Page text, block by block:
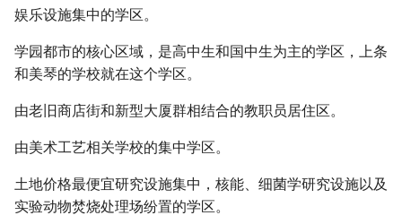
娱乐设施集中的学区。
学园都市的核心区域，是高中生和国中生为主的学区，上条
和美琴的学校就在这个学区。
由老旧商店街和新型大厦群相结合的教职员居住区。
由美术工艺相关学校的集中学区。
土地价格最便宜研究设施集中，核能、细菌学研究设施以及
实验动物焚烧处理场纷置的学区。